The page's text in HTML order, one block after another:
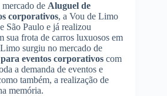
de Aluguel de
corporativos, a Vou de Limo
São Paulo e já realizou
sua frota de carros luxuosos em
surgiu no mercado de
eventos corporativos com
a demanda de eventos e
também, a realização de
memória.